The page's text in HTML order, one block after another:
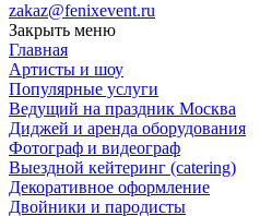
zakaz@fenixevent.ru
Закрыть меню
Главная
Артисты и шоу
Популярные услуги
Ведущий на праздник Москва
Диджей и аренда оборудования
Фотограф и видеограф
Выездной кейтеринг (catering)
Декоративное оформление
Двойники и пародисты